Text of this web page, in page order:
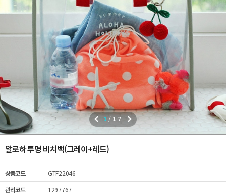
1 / 17
알로하 투명 비치백(그레이+레드)
상품코드
GTF22046
관리코드
1297767